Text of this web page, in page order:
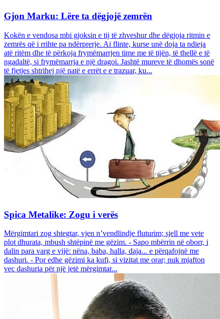
Gjon Marku: Lëre ta dëgjojë zemrën
Kokën e vendosa mbi gjoksin e tij të zhveshur dhe dëgjoja ritmin e
zemrës që i rrihte pa ndërprerje. Ai flinte, kurse unë doja ta ndieja
atë ritëm dhe të përkoja frymëmarrjen time me të tijën, të thellë e të
ngadaltë, si frymëmarrja e një dragoi. Jashtë mureve të dhomës sonë
të fjetjes shtrihej një natë e errët e e trazuar, ku...
Spica Metalike: Zogu i verës
Mërgimtari zog shtegtar, vjen n’vendlindje fluturim; sjell me vete
plot dhurata, mbush shtëpinë me gëzim. - Sapo mbërrin në oborr, i
dalin para varg e vijë: nëna, baba, halla, daja... e përqafojnë me
dashuri. - Por edhe gëzimi ka kufi, si vizitat me orar; nuk mjafton
veç dashuria për një jetë mërgimtar...